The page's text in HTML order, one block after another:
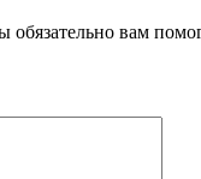
вам